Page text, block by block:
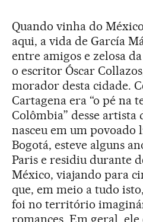
Quando vinha do
aqui, a vida de García
entre amigos e zelosa
o escritor Óscar
morador desta cidade.
Cartagena era “o pé na
Colômbia” desse artista
nasceu em um povoado
Bogotá, esteve alguns
Paris e residiu durante
México, viajando para
que, em meio a tudo
foi no território
romances. Em geral, ele